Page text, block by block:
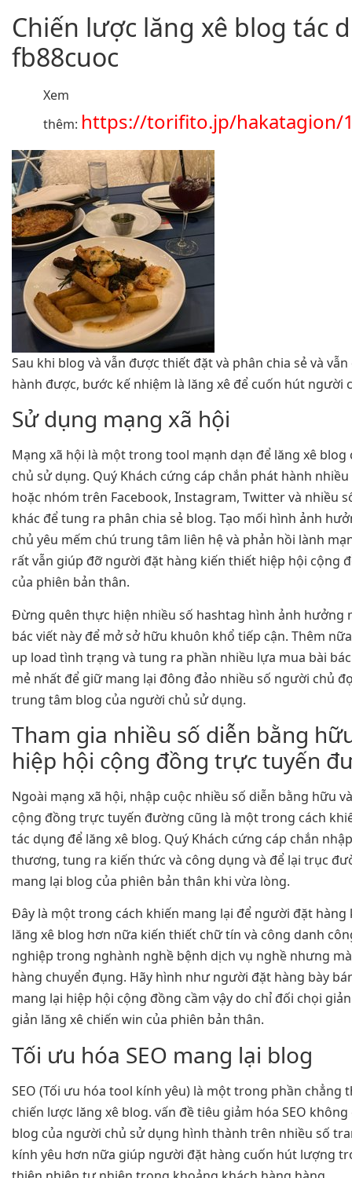
Chiến lược lăng xê blog tác
fb88cuoc
Xem
thêm: https://torifito.jp/hakatagion/
Sau khi blog và vẫn được thiết đặt và phân chia sẻ và
hành được, bước kế nhiệm là lăng xê để cuốn hút người
Sử dụng mạng xã hội
Mạng xã hội là một trong tool mạnh dạn để lăng xê blog
chủ sử dụng. Quý Khách cứng cáp chắn phát hành
hoặc nhóm trên Facebook, Instagram, Twitter và nhiều
khác để tung ra phân chia sẻ blog. Tạo mối hình ảnh
chủ yêu mếm chú trung tâm liên hệ và phản hồi lành
rất vẫn giúp đỡ người đặt hàng kiến thiết hiệp hội cộng
của phiên bản thân.
Đừng quên thực hiện nhiều số hashtag hình ảnh hưởng
bác viết này để mở sở hữu khuôn khổ tiếp cận. Thêm
up load tình trạng và tung ra phần nhiều lựa mua bài
mẻ nhất để giữ mang lại đông đảo nhiều số người chủ
trung tâm blog của người chủ sử dụng.
Tham gia nhiều số diễn bằng
hiệp hội cộng đồng trực tuyến
Ngoài mạng xã hội, nhập cuộc nhiều số diễn bằng hữu
cộng đồng trực tuyến đường cũng là một trong cách
tác dụng để lăng xê blog. Quý Khách cứng cáp chắn
thương, tung ra kiến thức và công dụng và để lại trục
mang lại blog của phiên bản thân khi vừa lòng.
Đây là một trong cách khiến mang lại để người đặt hàng
lăng xê blog hơn nữa kiến thiết chữ tín và công danh
nghiệp trong nghành nghề bệnh dịch vụ nghề nhưng
hàng chuyển đụng. Hãy hình như người đặt hàng bày
mang lại hiệp hội cộng đồng cầm vậy do chỉ đối chọi
giản lăng xê chiến win của phiên bản thân.
Tối ưu hóa SEO mang lại blog
SEO (Tối ưu hóa tool kính yêu) là một trong phần chẳng
chiến lược lăng xê blog. vấn đề tiêu giảm hóa SEO
blog của người chủ sử dụng hình thành trên nhiều số
kính yêu hơn nữa giúp người đặt hàng cuốn hút lượng